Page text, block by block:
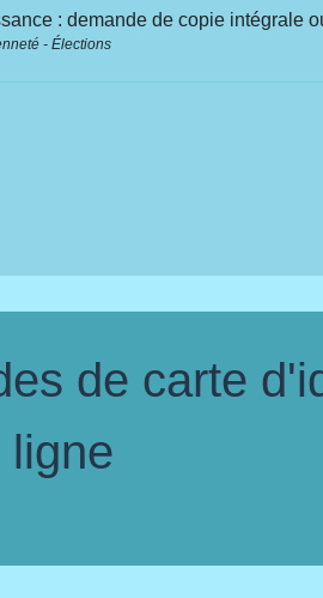
: demande de copie intégrale
- Élections
de carte
ligne